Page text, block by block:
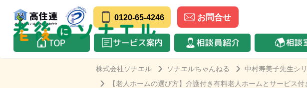
0120-65-4246 お問合せ
株式会社ソナエル ソナエルちゃんねる
中村寿美子先生シ
【老人ホームの選び方】介護付き有料老人ホームとサービス